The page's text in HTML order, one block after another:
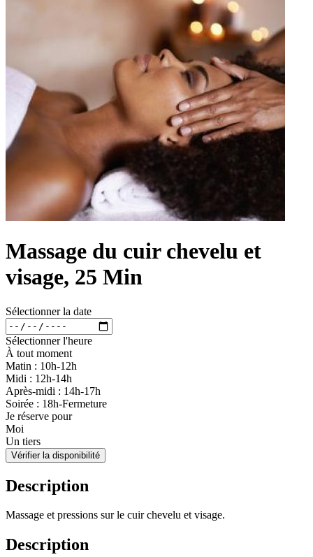
Massage du cuir chevelu et
visage, 25 Min
Sélectionner la date
Sélectionner l'heure
À tout moment
Matin : 10h-12h
Midi : 12h-14h
Après-midi : 14h-17h
Soirée : 18h-Fermeture
Je réserve pour
Moi
Un tiers
Vérifier la disponibilité
Description
Massage et pressions sur le cuir chevelu et visage.
Description